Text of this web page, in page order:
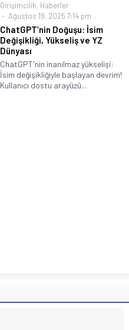
Girişimcilik, Haberler
Ağustos 19, 2025 7:14 pm
ChatGPT’nin Doğuşu: İsim
Değişikliği, Yükseliş ve YZ
Dünyası
ChatGPT'nin inanılmaz yükselişi:
İsim değişikliğiyle başlayan devrim!
Kullanıcı dostu arayüzü...